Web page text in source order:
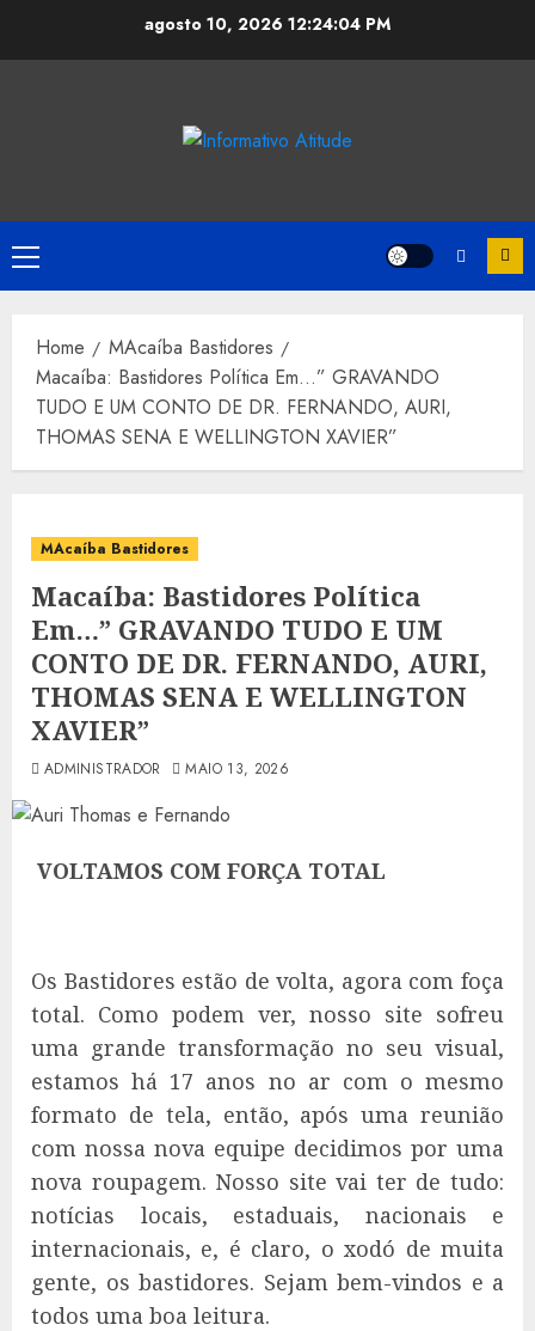
agosto 10, 2026 12:24:04 PM
Primary
Menu
Home
MAcaíba Bastidores
Macaíba: Bastidores Política Em…” GRAVANDO
TUDO E UM CONTO DE DR. FERNANDO, AURI,
THOMAS SENA E WELLINGTON XAVIER”
MAcaíba Bastidores
Macaíba: Bastidores Política
Em…” GRAVANDO TUDO E UM
CONTO DE DR. FERNANDO, AURI,
THOMAS SENA E WELLINGTON
XAVIER”
ADMINISTRADOR MAIO 13, 2026
VOLTAMOS COM FORÇA TOTAL
Os Bastidores estão de volta, agora com foça
total. Como podem ver, nosso site sofreu
uma grande transformação no seu visual,
estamos há 17 anos no ar com o mesmo
formato de tela, então, após uma reunião
com nossa nova equipe decidimos por uma
nova roupagem. Nosso site vai ter de tudo:
notícias locais, estaduais, nacionais e
internacionais, e, é claro, o xodó de muita
gente, os bastidores. Sejam bem-vindos e a
todos uma boa leitura.